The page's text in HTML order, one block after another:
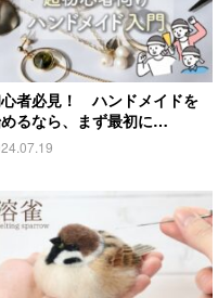
者必見！ ハンドメイドを
るなら、まず最初に…